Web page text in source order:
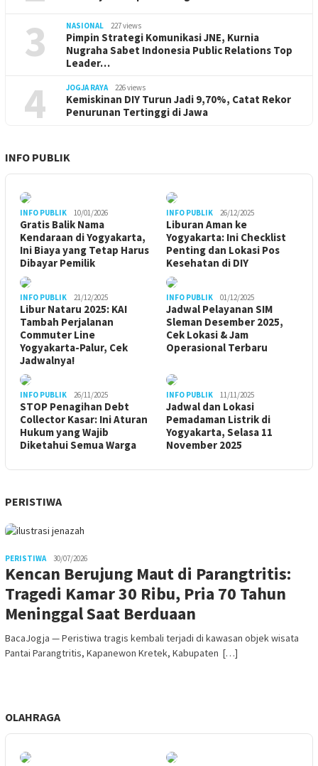
3 NASIONAL 227 views
Pimpin Strategi Komunikasi JNE, Kurnia
Nugraha Sabet Indonesia Public Relations Top
Leader…
4 JOGJA RAYA 226 views
Kemiskinan DIY Turun Jadi 9,70%, Catat Rekor
Penurunan Tertinggi di Jawa
INFO PUBLIK
INFO PUBLIK 10/01/2026
Gratis Balik Nama
Kendaraan di Yogyakarta,
Ini Biaya yang Tetap Harus
Dibayar Pemilik
INFO PUBLIK 26/12/2025
Liburan Aman ke
Yogyakarta: Ini Checklist
Penting dan Lokasi Pos
Kesehatan di DIY
INFO PUBLIK 21/12/2025
Libur Nataru 2025: KAI
Tambah Perjalanan
Commuter Line
Yogyakarta-Palur, Cek
Jadwalnya!
INFO PUBLIK 01/12/2025
Jadwal Pelayanan SIM
Sleman Desember 2025,
Cek Lokasi & Jam
Operasional Terbaru
INFO PUBLIK 26/11/2025
STOP Penagihan Debt
Collector Kasar: Ini Aturan
Hukum yang Wajib
Diketahui Semua Warga
INFO PUBLIK 11/11/2025
Jadwal dan Lokasi
Pemadaman Listrik di
Yogyakarta, Selasa 11
November 2025
PERISTIWA
PERISTIWA 30/07/2026
Kencan Berujung Maut di Parangtritis:
Tragedi Kamar 30 Ribu, Pria 70 Tahun
Meninggal Saat Berduaan
BacaJogja — Peristiwa tragis kembali terjadi di kawasan objek wisata
Pantai Parangtritis, Kapanewon Kretek, Kabupaten […]
OLAHRAGA